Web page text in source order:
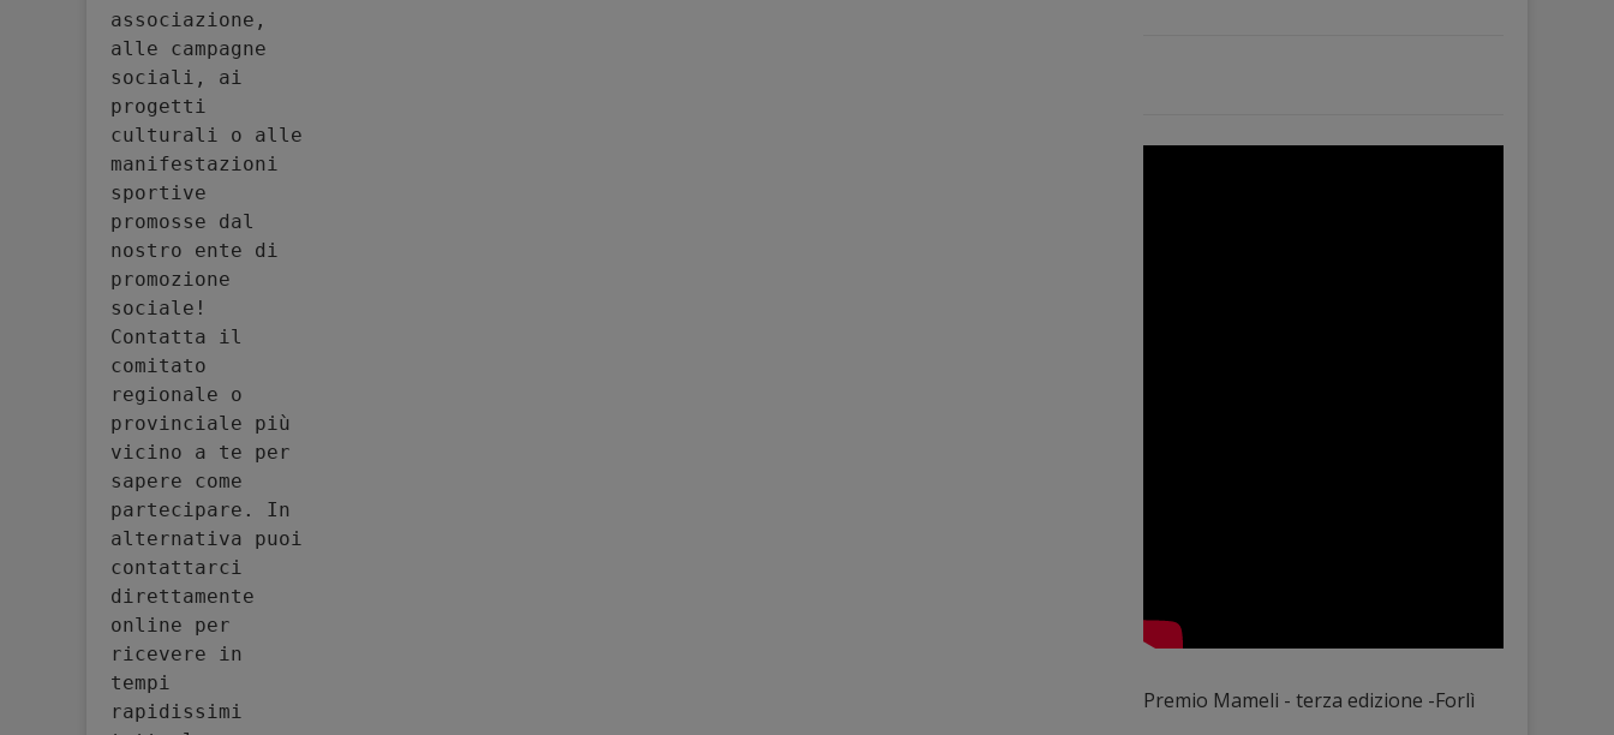
associazione,
alle campagne
sociali, ai
progetti
culturali o alle
manifestazioni
sportive
promosse dal
nostro ente di
promozione
sociale!
Contatta il
comitato
regionale o
provinciale più
vicino a te per
sapere come
partecipare. In
alternativa puoi
contattarci
direttamente
online per
ricevere in
tempi
rapidissimi
Premio Mameli - terza edizione -Forlì